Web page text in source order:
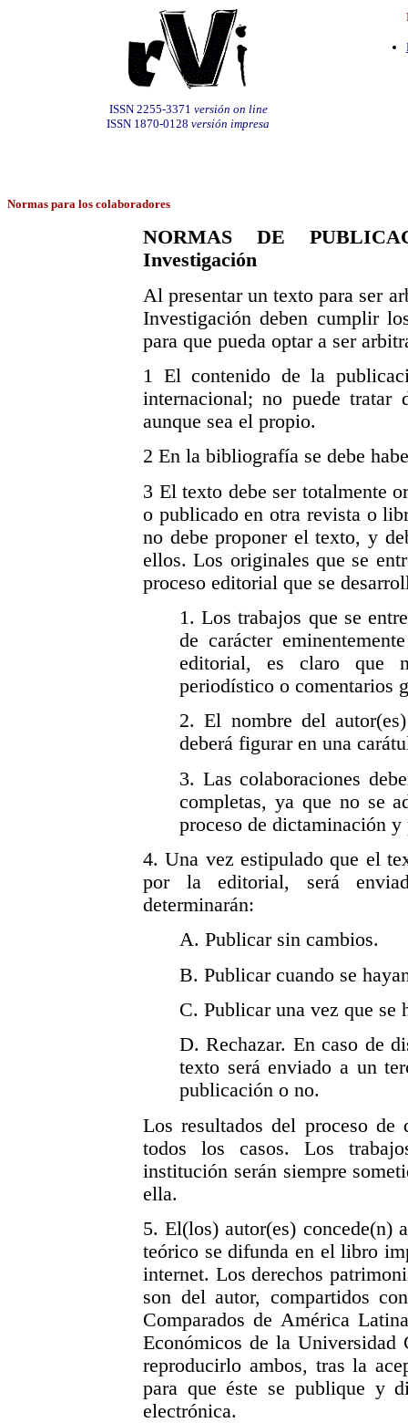
ISSN 2255-3371 versión on line
ISSN 1870-0128 versión impresa
Normas para los colaboradores
NORMAS DE
Investigación
Al presentar un texto para ser
Investigación deben cumplir
para que pueda optar a ser
1 El contenido de la
internacional; no puede
aunque sea el propio.
2 En la bibliografía se debe
3 El texto debe ser totalmente
o publicado en otra revista o
no debe proponer el texto, y
ellos. Los originales que se
proceso editorial que se
1. Los trabajos que se
de carácter
editorial, es claro que
periodístico o comentarios
2. El nombre del
deberá figurar en una
3. Las colaboraciones
completas, ya que no se
proceso de dictaminación
4. Una vez estipulado que el
por la editorial, será
determinarán:
A. Publicar sin cambios.
B. Publicar cuando se
C. Publicar una vez que se
D. Rechazar. En caso de
texto será enviado a un
publicación o no.
Los resultados del proceso de
todos los casos. Los
institución serán siempre
ella.
5. El(los) autor(es) concede(n)
teórico se difunda en el libro
internet. Los derechos
son del autor, compartidos
Comparados de América
Económicos de la Universidad
reproducirlo ambos, tras la
para que éste se publique y
electrónica.